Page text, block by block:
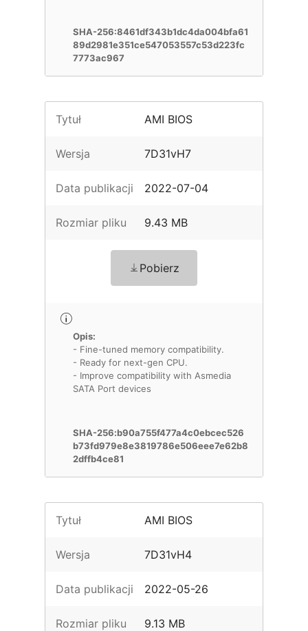
SHA-256:8461df343b1dc4da004bfa61
89d2981e351ce547053557c53d223fc
7773ac967
Tytuł AMI BIOS
Wersja 7D31vH7
Data publikacji 2022-07-04
Rozmiar pliku 9.43 MB
Pobierz
Opis:
- Fine-tuned memory compatibility.
- Ready for next-gen CPU.
- Improve compatibility with Asmedia
SATA Port devices
SHA-256:b90a755f477a4c0ebcec526
b73fd979e8e3819786e506eee7e62b8
2dffb4ce81
Tytuł AMI BIOS
Wersja 7D31vH4
Data publikacji 2022-05-26
Rozmiar pliku 9.13 MB